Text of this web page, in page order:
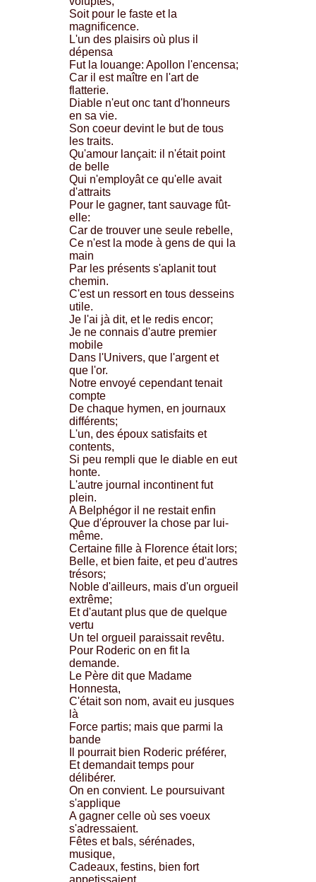
Soit pour le faste et la
magnificence.
L'un des plaisirs où plus il
dépensa
Fut la louange: Apollon l'encensa;
Car il est maître en l'art de
flatterie.
Diable n'eut onc tant d'honneurs
en sa vie.
Son coeur devint le but de tous
les traits.
Qu'amour lançait: il n'était point
de belle
Qui n'employât ce qu'elle avait
d'attraits
Pour le gagner, tant sauvage fût-
elle:
Car de trouver une seule rebelle,
Ce n'est la mode à gens de qui la
main
Par les présents s'aplanit tout
chemin.
C'est un ressort en tous desseins
utile.
Je l'ai jà dit, et le redis encor;
Je ne connais d'autre premier
mobile
Dans l'Univers, que l'argent et
que l'or.
Notre envoyé cependant tenait
compte
De chaque hymen, en journaux
différents;
L'un, des époux satisfaits et
contents,
Si peu rempli que le diable en eut
honte.
L'autre journal incontinent fut
plein.
A Belphégor il ne restait enfin
Que d'éprouver la chose par lui-
même.
Certaine fille à Florence était lors;
Belle, et bien faite, et peu d'autres
trésors;
Noble d'ailleurs, mais d'un orgueil
extrême;
Et d'autant plus que de quelque
vertu
Un tel orgueil paraissait revêtu.
Pour Roderic on en fit la
demande.
Le Père dit que Madame
Honnesta,
C'était son nom, avait eu jusques
là
Force partis; mais que parmi la
bande
Il pourrait bien Roderic préférer,
Et demandait temps pour
délibérer.
On en convient. Le poursuivant
s'applique
A gagner celle où ses voeux
s'adressaient.
Fêtes et bals, sérénades,
musique,
Cadeaux, festins, bien fort
appetissaient,